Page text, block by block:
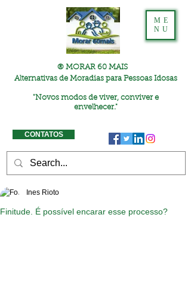
® MORAR 60 MAIS
Alternativas de Moradias para Pessoas Idosas
"Novos modos de viver, conviver e
envelhecer."
ME
NU
CONTATOS
Finitude. É possível encarar esse processo?
Ines Rioto